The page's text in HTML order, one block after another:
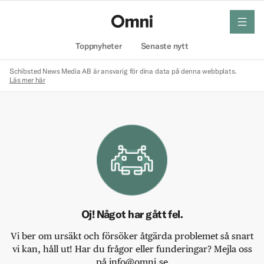
Toppnyheter Senaste nytt
meny
Schibsted News Media AB är ansvarig för dina data på denna webbplats.
Läs mer här
Oj! Något har gått fel.
Vi ber om ursäkt och försöker åtgärda problemet så snart
vi kan, håll ut! Har du frågor eller funderingar? Mejla oss